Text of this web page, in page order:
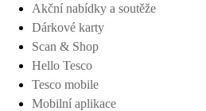
Akční nabídky a soutěže
Dárkové karty
Scan & Shop
Hello Tesco
Tesco mobile
Mobilní aplikace